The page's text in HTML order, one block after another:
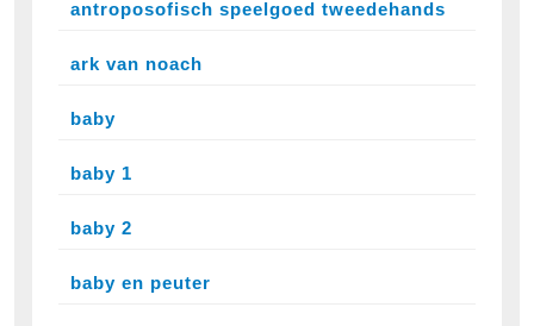
antroposofisch speelgoed tweedehands
ark van noach
baby
baby 1
baby 2
baby en peuter